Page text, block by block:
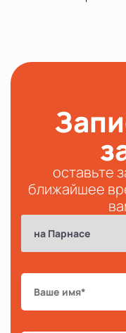
оставьте
ближайшее